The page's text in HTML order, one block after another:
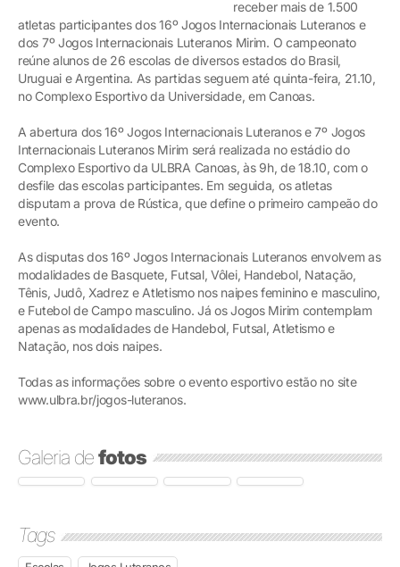
receber mais de 1.500
atletas participantes dos 16º Jogos Internacionais Luteranos e
dos 7º Jogos Internacionais Luteranos Mirim. O campeonato
reúne alunos de 26 escolas de diversos estados do Brasil,
Uruguai e Argentina. As partidas seguem até quinta-feira, 21.10,
no Complexo Esportivo da Universidade, em Canoas.
A abertura dos 16º Jogos Internacionais Luteranos e 7º Jogos
Internacionais Luteranos Mirim será realizada no estádio do
Complexo Esportivo da ULBRA Canoas, às 9h, de 18.10, com o
desfile das escolas participantes. Em seguida, os atletas
disputam a prova de Rústica, que define o primeiro campeão do
evento.
As disputas dos 16º Jogos Internacionais Luteranos envolvem as
modalidades de Basquete, Futsal, Vôlei, Handebol, Natação,
Tênis, Judô, Xadrez e Atletismo nos naipes feminino e masculino,
e Futebol de Campo masculino. Já os Jogos Mirim contemplam
apenas as modalidades de Handebol, Futsal, Atletismo e
Natação, nos dois naipes.
Todas as informações sobre o evento esportivo estão no site
www.ulbra.br/jogos-luteranos.
Galeria defotos
Tags